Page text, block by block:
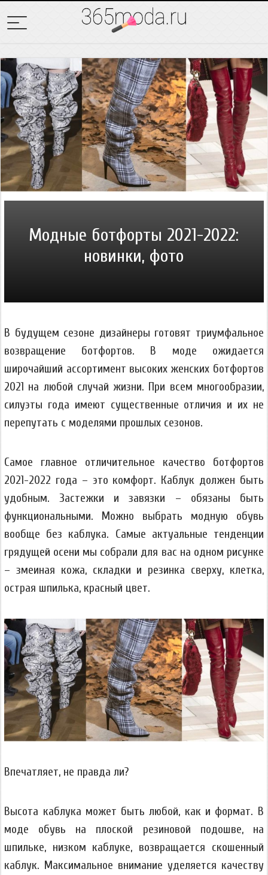
Модные ботфорты 2021-2022:
новинки, фото
В будущем сезоне дизайнеры готовят триумфальное
возвращение ботфортов. В моде ожидается
широчайший ассортимент высоких женских ботфортов
2021 на любой случай жизни. При всем многообразии,
силуэты года имеют существенные отличия и их не
перепутать с моделями прошлых сезонов.
Самое главное отличительное качество ботфортов
2021-2022 года – это комфорт. Каблук должен быть
удобным. Застежки и завязки – обязаны быть
функциональными. Можно выбрать модную обувь
вообще без каблука. Самые актуальные тенденции
грядущей осени мы собрали для вас на одном рисунке
– змеиная кожа, складки и резинка сверху, клетка,
острая шпилька, красный цвет.
Впечатляет, не правда ли?
Высота каблука может быть любой, как и формат. В
моде обувь на плоской резиновой подошве, на
шпильке, низком каблуке, возвращается скошенный
каблук. Максимальное внимание уделяется качеству